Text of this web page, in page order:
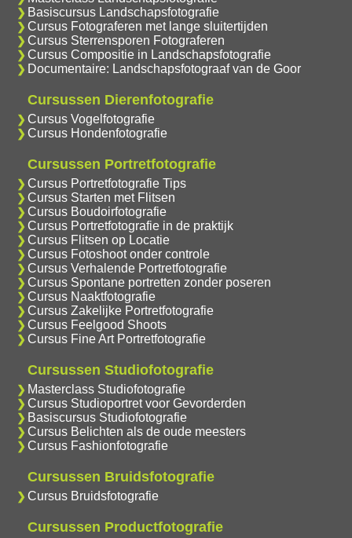
Basiscursus Landschapsfotografie
Cursus Fotograferen met lange sluitertijden
Cursus Sterrensporen Fotograferen
Cursus Compositie in Landschapsfotografie
Documentaire: Landschapsfotograaf van de Goor
Cursussen Dierenfotografie
Cursus Vogelfotografie
Cursus Hondenfotografie
Cursussen Portretfotografie
Cursus Portretfotografie Tips
Cursus Starten met Flitsen
Cursus Boudoirfotografie
Cursus Portretfotografie in de praktijk
Cursus Flitsen op Locatie
Cursus Fotoshoot onder controle
Cursus Verhalende Portretfotografie
Cursus Spontane portretten zonder poseren
Cursus Naaktfotografie
Cursus Zakelijke Portretfotografie
Cursus Feelgood Shoots
Cursus Fine Art Portretfotografie
Cursussen Studiofotografie
Masterclass Studiofotografie
Cursus Studioportret voor Gevorderden
Basiscursus Studiofotografie
Cursus Belichten als de oude meesters
Cursus Fashionfotografie
Cursussen Bruidsfotografie
Cursus Bruidsfotografie
Cursussen Productfotografie